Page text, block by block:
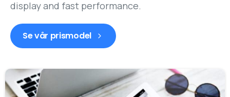
display and fast performance.
Se vår prismodel